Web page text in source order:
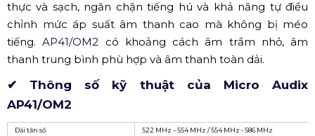
thực và sạch, ngăn chặn tiếng hú và khả năng tự điều
chỉnh mức áp suất âm thanh cao mà không bị méo
tiếng.AP41/OM2 có khoảng cách âm trầm nhỏ, âm
thanh trung bình phù hợp và âm thanh toàn dải.
✔ Thông số kỹ thuật của Micro Audix
AP41/OM2
Dải tần số 522 MHz – 554 MHz / 554 MHz - 586 MHz